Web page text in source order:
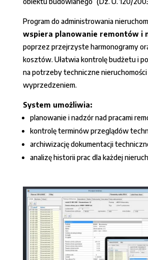
Program do administrowania
wspiera planowanie remontów i
poprzez przejrzyste harmonogramy
kosztów. Ułatwia kontrolę budżetu i
na potrzeby techniczne
wyprzedzeniem.
System umożliwia:
planowanie i nadzór nad pracami
kontrolę terminów przeglądów
archiwizację dokumentacji
analizę historii prac dla każdej